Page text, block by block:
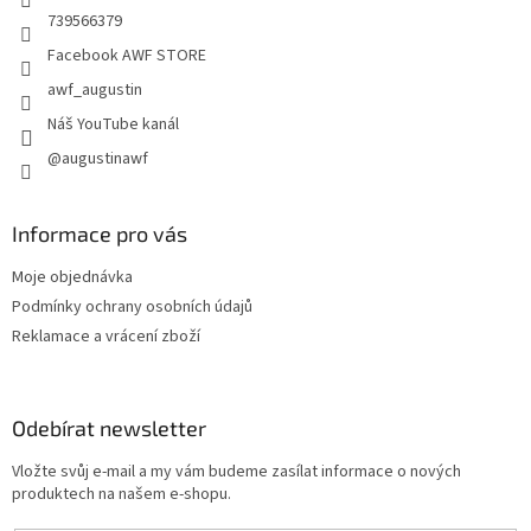
739566379
Facebook AWF STORE
awf_augustin
Náš YouTube kanál
@augustinawf
Informace pro vás
Moje objednávka
Podmínky ochrany osobních údajů
Reklamace a vrácení zboží
Odebírat newsletter
Vložte svůj e-mail a my vám budeme zasílat informace o nových
produktech na našem e-shopu.